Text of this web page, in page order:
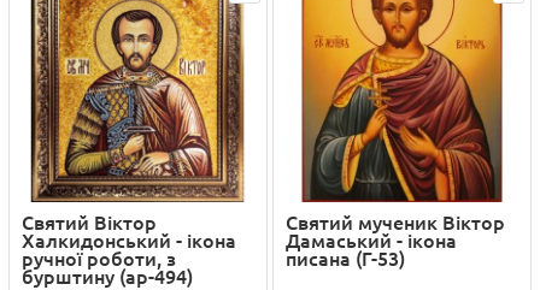
Святий Віктор
Халкидонський - ікона
ручної роботи, з
бурштину (ар-494)
Святий мученик Віктор
Дамаський - ікона
писана (Г-53)